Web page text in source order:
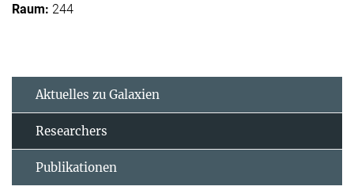
244
Aktuelles zu Galaxien
Researchers
Publikationen